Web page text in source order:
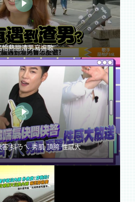
熱戀渣男寫進歌
抖ㄋㄟ 秀肌 頂胯 性感大